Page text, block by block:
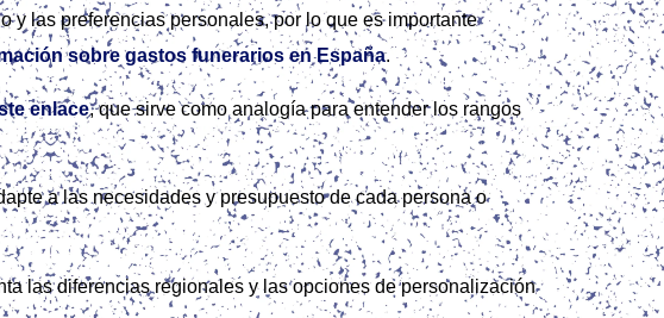
y las preferencias personales, por lo que es importante
sobre gastos funerarios en España.
enlace, que sirve como analogía para entender los rangos
a las necesidades y presupuesto de cada persona o
las diferencias regionales y las opciones de personalización